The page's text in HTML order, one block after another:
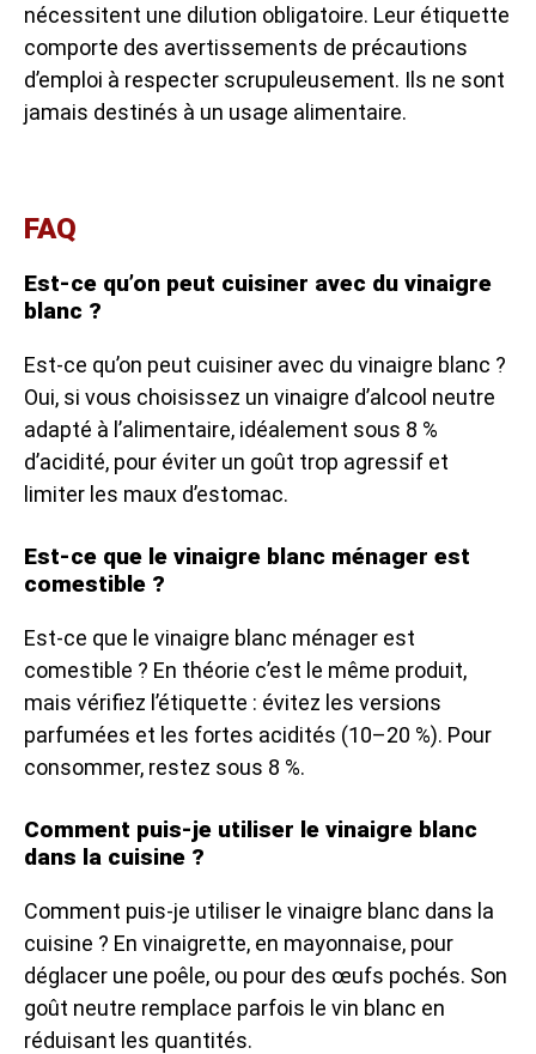
nécessitent une dilution obligatoire. Leur étiquette
comporte des avertissements de précautions
d’emploi à respecter scrupuleusement. Ils ne sont
jamais destinés à un usage alimentaire.
FAQ
Est-ce qu’on peut cuisiner avec du vinaigre
blanc ?
Est-ce qu’on peut cuisiner avec du vinaigre blanc ?
Oui, si vous choisissez un vinaigre d’alcool neutre
adapté à l’alimentaire, idéalement sous 8 %
d’acidité, pour éviter un goût trop agressif et
limiter les maux d’estomac.
Est-ce que le vinaigre blanc ménager est
comestible ?
Est-ce que le vinaigre blanc ménager est
comestible ? En théorie c’est le même produit,
mais vérifiez l’étiquette : évitez les versions
parfumées et les fortes acidités (10–20 %). Pour
consommer, restez sous 8 %.
Comment puis-je utiliser le vinaigre blanc
dans la cuisine ?
Comment puis-je utiliser le vinaigre blanc dans la
cuisine ? En vinaigrette, en mayonnaise, pour
déglacer une poêle, ou pour des œufs pochés. Son
goût neutre remplace parfois le vin blanc en
réduisant les quantités.